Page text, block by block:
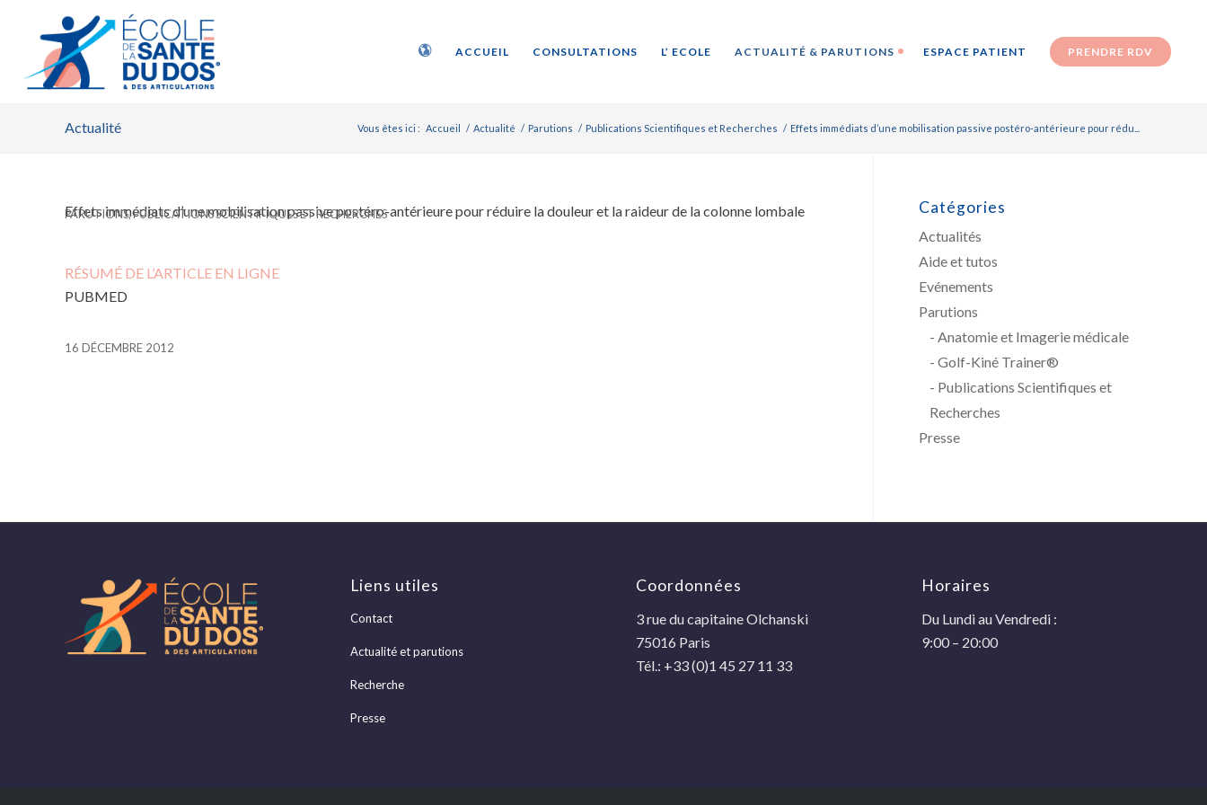
ACCUEIL CONSULTATIONS L’ ECOLE ACTUALITÉ & PARUTIONS ESPACE PATIENT PRENDRE RDV
Actualité Vous êtes ici : Accueil / Actualité / Parutions / Publications Scientifiques et Recherches / Effets immédiats d’une mobilisation passive postéro-antérieure pour rédu...
Effets immédiats d’une mobilisation passive postéro-antérieure pour réduire la douleur et la raideur de la colonne lombale
PARUTIONS,PUBLICATIONS SCIENTIFIQUES ET RECHERCHES
RÉSUMÉ DE L’ARTICLE EN LIGNE
PUBMED
16 DÉCEMBRE 2012
Catégories
Actualités
Aide et tutos
Evénements
Parutions
Anatomie et Imagerie médicale
Golf-Kiné Trainer®
Publications Scientifiques et
Recherches
Presse
Liens utiles
Contact
Actualité et parutions
Recherche
Presse
Coordonnées
3 rue du capitaine Olchanski
75016 Paris
Tél.: +33 (0)1 45 27 11 33
Horaires
Du Lundi au Vendredi :
9:00 – 20:00